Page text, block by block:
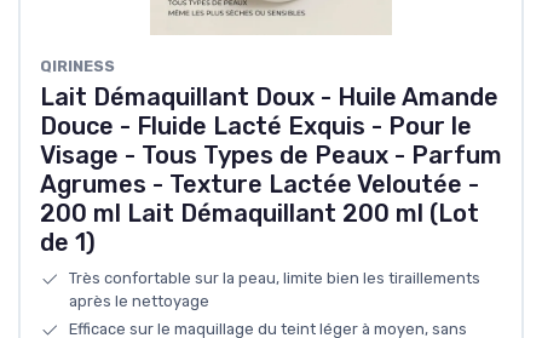
QIRINESS
Lait Démaquillant Doux - Huile Amande
Douce - Fluide Lacté Exquis - Pour le
Visage - Tous Types de Peaux - Parfum
Agrumes - Texture Lactée Veloutée -
200 ml Lait Démaquillant 200 ml (Lot
de 1)
Très confortable sur la peau, limite bien les tiraillements
après le nettoyage
Efficace sur le maquillage du teint léger à moyen, sans